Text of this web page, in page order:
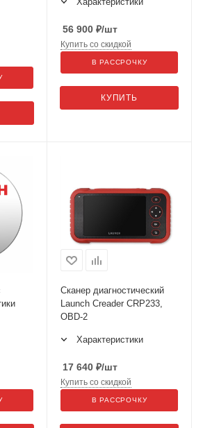
56 900 ₽/шт
КУПИТЬ
Купить со скидкой
В РАССРОЧКУ
Сканер диагностический
Launch Creader CRP233,
OBD-2
Характеристики
17 640 ₽/шт
Купить со скидкой
В РАССРОЧКУ